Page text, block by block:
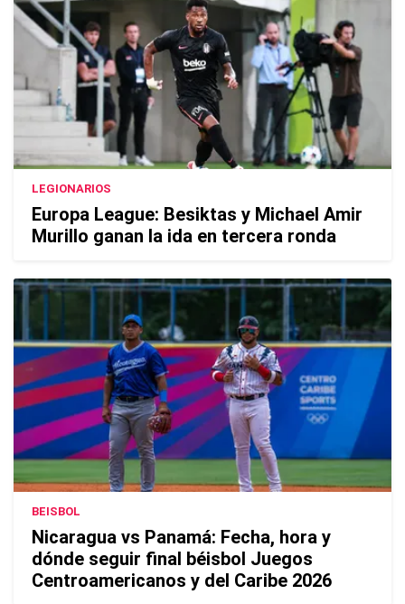
LEGIONARIOS
Europa League: Besiktas y Michael Amir
Murillo ganan la ida en tercera ronda
BEISBOL
Nicaragua vs Panamá: Fecha, hora y
dónde seguir final béisbol Juegos
Centroamericanos y del Caribe 2026